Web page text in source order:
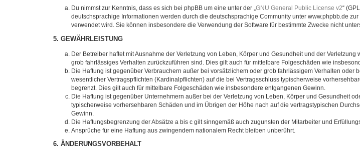
Du nimmst zur Kenntnis, dass es sich bei phpBB um eine unter der „GNU General Public License v2“
deutschsprachige Informationen werden durch die deutschsprachige Community unter www.phpbb.de
verwendet wird. Sie können insbesondere die Verwendung der Software für bestimmte Zwecke nicht
5. GEWÄHRLEISTUNG
Der Betreiber haftet mit Ausnahme der Verletzung von Leben, Körper und Gesundheit und der
grob fahrlässiges Verhalten zurückzuführen sind. Dies gilt auch für mittelbare Folgeschäden wie
Die Haftung ist gegenüber Verbrauchern außer bei vorsätzlichem oder grob fahrlässigem Verhalten
wesentlicher Vertragspflichten (Kardinalpflichten) auf die bei Vertragsschluss typischerweise
begrenzt. Dies gilt auch für mittelbare Folgeschäden wie insbesondere entgangenen Gewinn.
Die Haftung ist gegenüber Unternehmern außer bei der Verletzung von Leben, Körper und Gesundheit
typischerweise vorhersehbaren Schäden und im Übrigen der Höhe nach auf die vertragstypischen
Gewinn.
Die Haftungsbegrenzung der Absätze a bis c gilt sinngemäß auch zugunsten der Mitarbeiter und
Ansprüche für eine Haftung aus zwingendem nationalem Recht bleiben unberührt.
6. ÄNDERUNGSVORBEHALT